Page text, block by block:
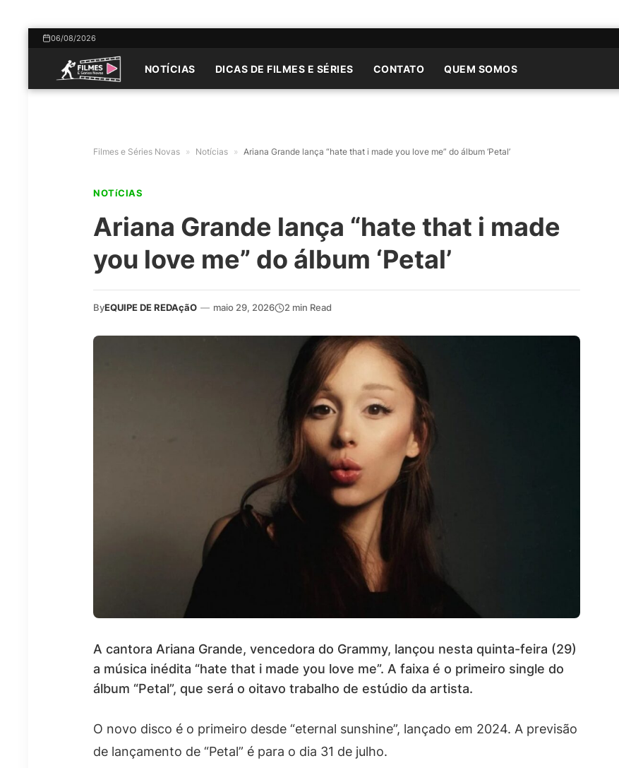
06/08/2026
NOTÍCIAS DICAS DE FILMES E SÉRIES CONTATO QUEM SOMOS
Filmes e Séries Novas » Notícias » Ariana Grande lança “hate that i made you love me” do álbum ‘Petal’
NOTíCIAS
Ariana Grande lança “hate that i made
you love me” do álbum ‘Petal’
ByEQUIPE DE REDAçãO — maio 29, 2026 2 min Read
A cantora Ariana Grande, vencedora do Grammy, lançou nesta quinta-feira (29)
a música inédita “hate that i made you love me”. A faixa é o primeiro single do
álbum “Petal”, que será o oitavo trabalho de estúdio da artista.
O novo disco é o primeiro desde “eternal sunshine”, lançado em 2024. A previsão
de lançamento de “Petal” é para o dia 31 de julho.